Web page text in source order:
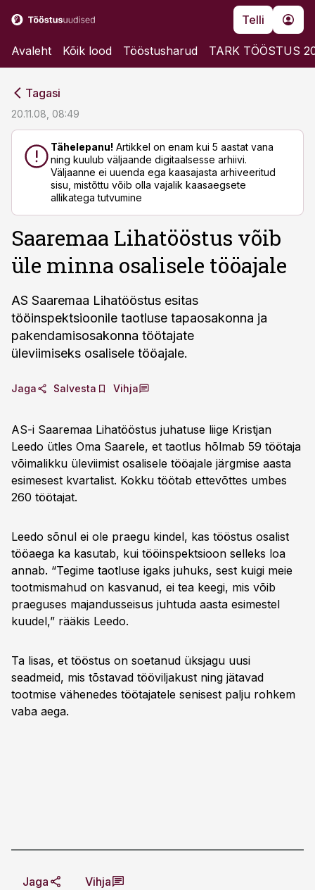
Telli
Avaleht Kõik lood Tööstusharud TARK TÖÖSTUS
Tagasi
20.11.08, 08:49
Tähelepanu! Artikkel on enam kui 5 aastat vana
ning kuulub väljaande digitaalsesse arhiivi.
Väljaanne ei uuenda ega kaasajasta arhiveeritud
sisu, mistõttu võib olla vajalik kaasaegsete
allikatega tutvumine
Saaremaa Lihatööstus võib
üle minna osalisele tööajale
AS Saaremaa Lihatööstus esitas
tööinspektsioonile taotluse tapaosakonna ja
pakendamisosakonna töötajate
üleviimiseks osalisele tööajale.
Jaga Salvesta Vihja
AS-i Saaremaa Lihatööstus juhatuse liige Kristjan
Leedo ütles Oma Saarele, et taotlus hõlmab 59 töötaja
võimalikku üleviimist osalisele tööajale järgmise aasta
esimesest kvartalist. Kokku töötab ettevõttes umbes
260 töötajat.
Leedo sõnul ei ole praegu kindel, kas tööstus osalist
tööaega ka kasutab, kui tööinspektsioon selleks loa
annab. “Tegime taotluse igaks juhuks, sest kuigi meie
tootmismahud on kasvanud, ei tea keegi, mis võib
praeguses majandusseisus juhtuda aasta esimestel
kuudel,” rääkis Leedo.
Ta lisas, et tööstus on soetanud üksjagu uusi
seadmeid, mis tõstavad tööviljakust ning jätavad
tootmise vähenedes töötajatele senisest palju rohkem
vaba aega.
Jaga Vihja